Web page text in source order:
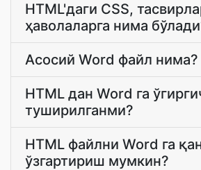
HTML'даги CSS,
ҳаволаларга нима
Асосий Word файл нима?
HTML дан Word га
туширилганми?
HTML файлни Word га
ўзгартириш мумкин?